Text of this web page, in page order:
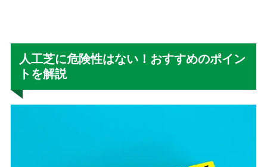
人工芝に危険性はない！おすすめのポイン
トを解説